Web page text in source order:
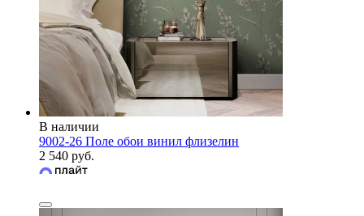
В наличии
9002-26 Поле обои винил флизелин
2 540 руб.